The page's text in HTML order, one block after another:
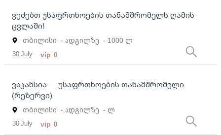
ვეძებთ უსაფრთხოების თანამშრომელს ღამის
ცვლაში!
თბილისი - ადგილზე - 1000 ლ
30 July vip 0
ვაკანსია — უსაფრთხოების თანამშრომელი
(რეზერვი)
თბილისი - ადგილზე - ლ
30 July vip 0